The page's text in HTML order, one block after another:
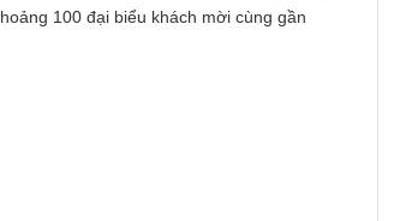
100 đại biểu khách mời cùng gần